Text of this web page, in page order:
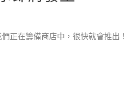
正在籌備商店中，很快就會推出！